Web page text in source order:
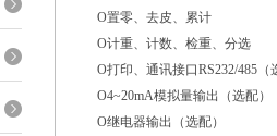
O置零、去皮、累计
O计重、计数、检重、分选
O打印、通讯接口RS232/485（
O4~20mA模拟量输出（选配）
O继电器输出（选配）